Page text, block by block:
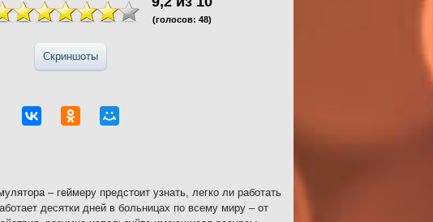
(голосов: 48)
Скриншоты
– геймеру предстоит узнать, легко ли работать
десятки дней в больницах по всему миру – от